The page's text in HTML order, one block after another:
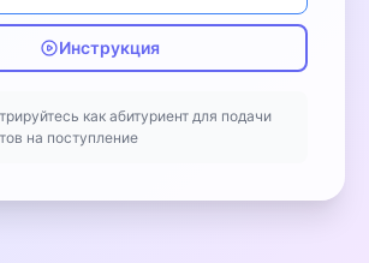
Инструкция
как абитуриент для подачи
на поступление